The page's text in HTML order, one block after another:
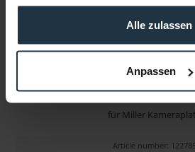
gesammelt haben.
Alle zulassen
Anpassen
für Miller
Article number: